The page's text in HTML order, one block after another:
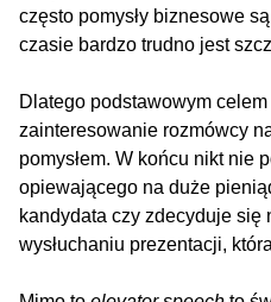
często pomysły biznesowe
czasie bardzo trudno jest
Dlatego podstawowym
zainteresowanie rozmówcy
pomysłem. W końcu nikt nie
opiewającego na duże
kandydata czy zdecyduje się
wysłuchaniu prezentacji,